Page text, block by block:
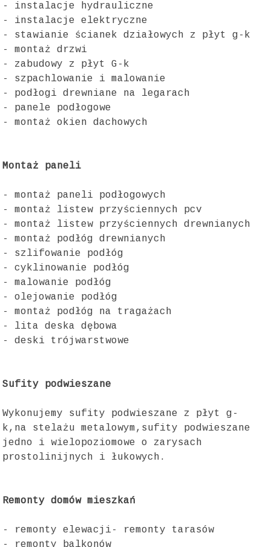
- instalacje hydrauliczne
- instalacje elektryczne
- stawianie ścianek działowych z płyt g-k
- montaż drzwi
- zabudowy z płyt G-k
- szpachlowanie i malowanie
- podłogi drewniane na legarach
- panele podłogowe
- montaż okien dachowych
Montaż paneli
- montaż paneli podłogowych
- montaż listew przyściennych pcv
- montaż listew przyściennych drewnianych
- montaż podłóg drewnianych
- szlifowanie podłóg
- cyklinowanie podłóg
- malowanie podłóg
- olejowanie podłóg
- montaż podłóg na tragażach
- lita deska dębowa
- deski trójwarstwowe
Sufity podwieszane
Wykonujemy sufity podwieszane z płyt g-
k,na stelażu metalowym,sufity podwieszane
jedno i wielopoziomowe o zarysach
prostolinijnych i łukowych.
Remonty domów mieszkań
- remonty elewacji- remonty tarasów
- remonty balkonów